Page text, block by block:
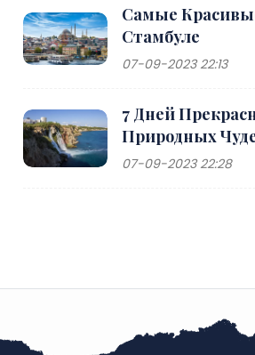
Самые
Стамбуле
07-09-2023 22:13
7 Дней
Природных
07-09-2023 22:28